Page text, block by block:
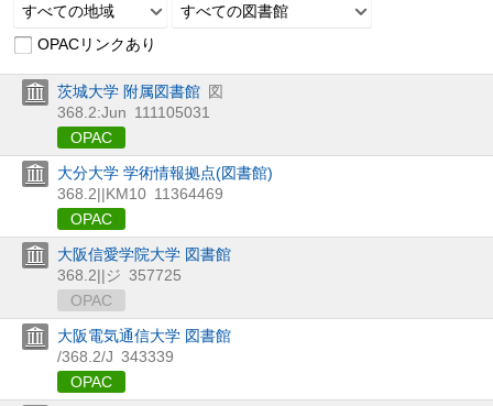
すべての地域
すべての図書館
OPACリンクあり
茨城大学 附属図書館 図
368.2:Jun 111105031
OPAC
大分大学 学術情報拠点(図書館)
368.2||KM10 11364469
OPAC
大阪信愛学院大学 図書館
368.2||ジ 357725
OPAC
大阪電気通信大学 図書館
/368.2/J 343339
OPAC